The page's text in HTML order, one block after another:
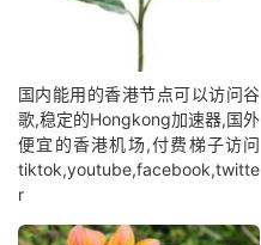
国内能用的香港节点可以访问谷
歌,稳定的Hongkong加速器,国外
便宜的香港机场,付费梯子访问
tiktok,youtube,facebook,twitte
r